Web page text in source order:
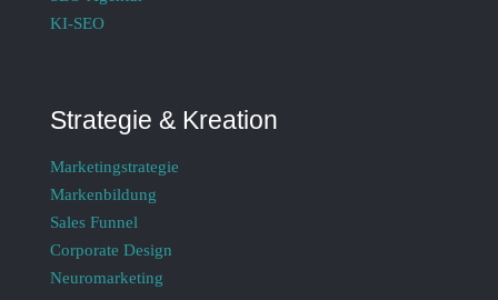
KI-SEO
Strategie & Kreation
Marketingstrategie
Markenbildung
Sales Funnel
Corporate Design
Neuromarketing